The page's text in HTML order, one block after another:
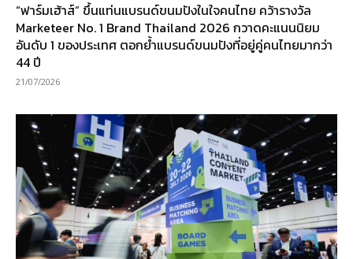
“ฟาร์มเฮ้าส์” ขึ้นแท่นแบรนด์ขนมปังในใจคนไทย คว้ารางวัล
Marketeer No. 1 Brand Thailand 2026 กวาดคะแนนนิยม
อันดับ 1 ของประเทศ ตอกย้ำแบรนด์ขนมปังที่อยู่คู่คนไทยมากว่า
44 ปี
21/07/2026